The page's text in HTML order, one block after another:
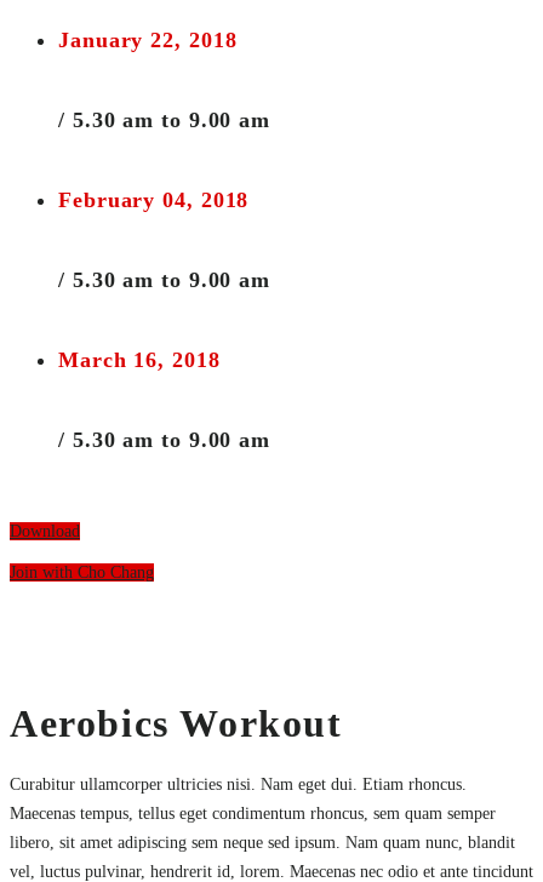
January 22, 2018
/ 5.30 am to 9.00 am
February 04, 2018
/ 5.30 am to 9.00 am
March 16, 2018
/ 5.30 am to 9.00 am
Download
Join with Cho Chang
Aerobics Workout
Curabitur ullamcorper ultricies nisi. Nam eget dui. Etiam rhoncus.
Maecenas tempus, tellus eget condimentum rhoncus, sem quam semper
libero, sit amet adipiscing sem neque sed ipsum. Nam quam nunc, blandit
vel, luctus pulvinar, hendrerit id, lorem. Maecenas nec odio et ante tincidunt